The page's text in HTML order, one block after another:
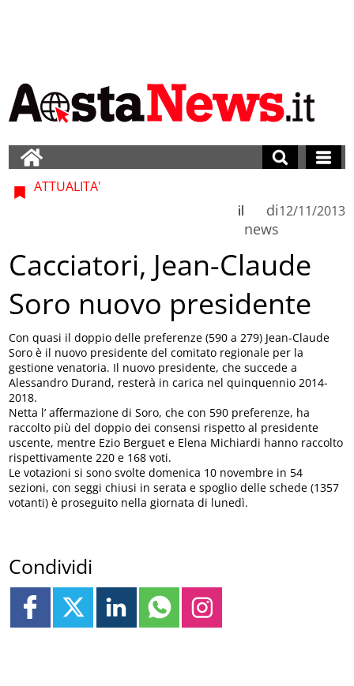
ATTUALITA'
di
news
il 12/11/2013
Cacciatori, Jean-Claude
Soro nuovo presidente
Con quasi il doppio delle preferenze (590 a 279) Jean-Claude
Soro è il nuovo presidente del comitato regionale per la
gestione venatoria. Il nuovo presidente, che succede a
Alessandro Durand, resterà in carica nel quinquennio 2014-
2018.
Netta l’ affermazione di Soro, che con 590 preferenze, ha
raccolto più del doppio dei consensi rispetto al presidente
uscente, mentre Ezio Berguet e Elena Michiardi hanno raccolto
rispettivamente 220 e 168 voti.
Le votazioni si sono svolte domenica 10 novembre in 54
sezioni, con seggi chiusi in serata e spoglio delle schede (1357
votanti) è proseguito nella giornata di lunedì.
Condividi